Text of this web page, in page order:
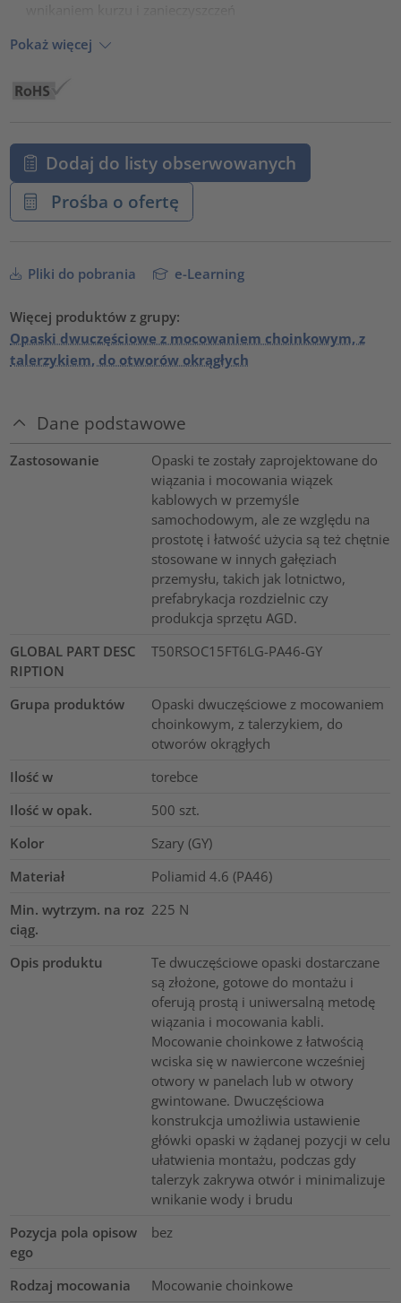
Pokaż więcej
Dodaj do listy obserwowanych
Prośba o ofertę
Pliki do pobrania e-Learning
Więcej produktów z grupy:
Opaski dwuczęściowe z mocowaniem choinkowym, z
talerzykiem, do otworów okrągłych
Dane podstawowe
Zastosowanie
Opaski te zostały zaprojektowane do
wiązania i mocowania wiązek
kablowych w przemyśle
samochodowym, ale ze względu na
prostotę i łatwość użycia są też chętnie
stosowane w innych gałęziach
przemysłu, takich jak lotnictwo,
prefabrykacja rozdzielnic czy
produkcja sprzętu AGD.
GLOBAL PART DESC
RIPTION
T50RSOC15FT6LG-PA46-GY
Grupa produktów
Opaski dwuczęściowe z mocowaniem
choinkowym, z talerzykiem, do
otworów okrągłych
Ilość w
torebce
Ilość w opak.
500 szt.
Kolor
Szary (GY)
Materiał
Poliamid 4.6 (PA46)
Min. wytrzym. na roz
ciąg.
225 N
Opis produktu
Te dwuczęściowe opaski dostarczane
są złożone, gotowe do montażu i
oferują prostą i uniwersalną metodę
wiązania i mocowania kabli.
Mocowanie choinkowe z łatwością
wciska się w nawiercone wcześniej
otwory w panelach lub w otwory
gwintowane. Dwuczęściowa
konstrukcja umożliwia ustawienie
główki opaski w żądanej pozycji w celu
ułatwienia montażu, podczas gdy
talerzyk zakrywa otwór i minimalizuje
wnikanie wody i brudu
Pozycja pola opisow
ego
bez
Rodzaj mocowania Mocowanie choinkowe